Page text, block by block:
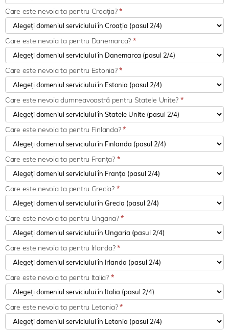
Care este nevoia ta pentru Croația?*
Care este nevoia ta pentru Danemarca? *
Care este nevoia ta pentru Estonia?*
Care este nevoia dumneavoastră pentru Statele Unite? *
Care este nevoia ta pentru Finlanda?*
Care este nevoia ta pentru Franța? *
Care este nevoia ta pentru Grecia? *
Care este nevoia ta pentru Ungaria?*
Care este nevoia ta pentru Irlanda?*
Care este nevoia ta pentru Italia? *
Care este nevoia ta pentru Letonia?*